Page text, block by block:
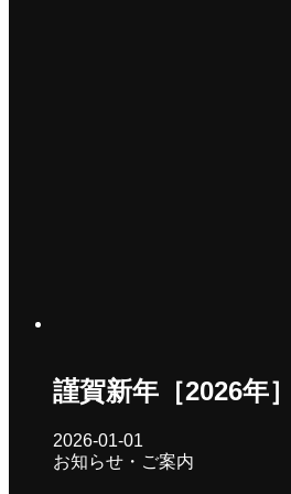
謹賀新年［2026年］
2026-01-01
お知らせ・ご案内